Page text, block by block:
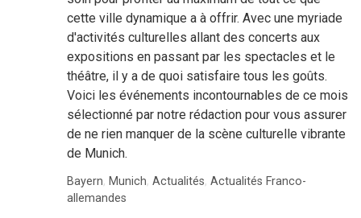
cette ville dynamique a à offrir. Avec une myriade
d'activités culturelles allant des concerts aux
expositions en passant par les spectacles et le
théâtre, il y a de quoi satisfaire tous les goûts.
Voici les événements incontournables de ce mois
sélectionné par notre rédaction pour vous assurer
de ne rien manquer de la scène culturelle vibrante
de Munich.
Bayern, Munich,Actualités,Actualités Franco-
allemandes